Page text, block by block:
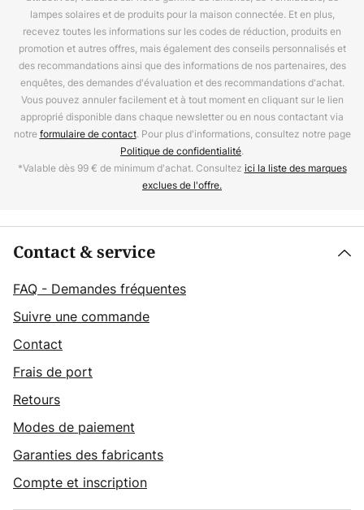
lampes solaires et de produits pour la maison connectée. Et en plus,
recevez toutes les informations sur les codes de réduction, produits en
promotion et autres offres, mais également des conseils personnalisés et
des recommandations ainsi que des informations de nos partenaires, des
enquêtes, des demandes d'évaluation et des recommandations d'achat.
Vous pouvez annuler facilement et à tout moment en cliquant sur le lien
approprié disponible dans chaque newsletter ou en nous contactant via
notreformulaire de contact. Pour plus d'informations, consultez notre page
Politique de confidentialité.
*Valable dès 99 € de minimum d'achat. Consultez ici la liste des marques
exclues de l'offre.
Contact & service
FAQ - Demandes fréquentes
Suivre une commande
Contact
Frais de port
Retours
Modes de paiement
Garanties des fabricants
Compte et inscription